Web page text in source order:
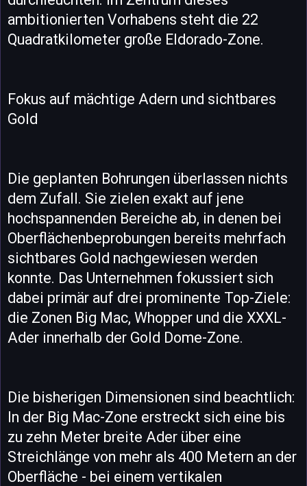
ambitionierten Vorhabens steht die 22
Quadratkilometer große Eldorado-Zone.
Fokus auf mächtige Adern und sichtbares
Gold
Die geplanten Bohrungen überlassen nichts
dem Zufall. Sie zielen exakt auf jene
hochspannenden Bereiche ab, in denen bei
Oberflächenbeprobungen bereits mehrfach
sichtbares Gold nachgewiesen werden
konnte. Das Unternehmen fokussiert sich
dabei primär auf drei prominente Top-Ziele:
die Zonen Big Mac, Whopper und die XXXL-
Ader innerhalb der Gold Dome-Zone.
Die bisherigen Dimensionen sind beachtlich:
In der Big Mac-Zone erstreckt sich eine bis
zu zehn Meter breite Ader über eine
Streichlänge von mehr als 400 Metern an der
Oberfläche - bei einem vertikalen